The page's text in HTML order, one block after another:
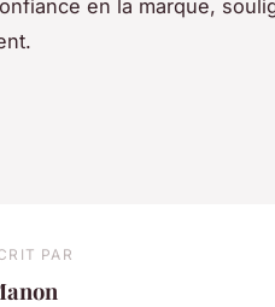
en la marque,
PAR